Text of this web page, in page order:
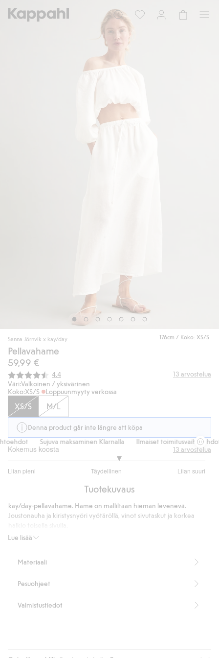
176cm / Koko: XS/S
Sanna Jörnvik x kay/day
Pellavahame
59,99 €
Keskimääräinen luokitus:
4.4 13 arvostelua
Väri:Valkoinen / yksivärinen
Koko:XS/S Loppuunmyyty verkossa
XS/S M/L
Denna product går inte längre att köpa
Sujuva maksaminen Klarnalla Ilmaiset toimitusvaihtoehdot
Kokemus koosta
Liian pieni Täydellinen Liian suuri
/
ääneen
13 arvostelua
Tuotekuvaus
Lue lisää
kay/day-pellavahame. Hame on malliltaan hieman levenevä.
Joustonauha ja kiristysnyöri vyötäröllä, vinot sivutaskut ja korkea
Alaspäin levenevä malli
Sidfickor
Sisältää 100 % Masters of FLAX FIBRE™ -pellavaa
Masters of FLAX FIBRE™
Materiaali
Pesuohjeet
Valmistustiedot